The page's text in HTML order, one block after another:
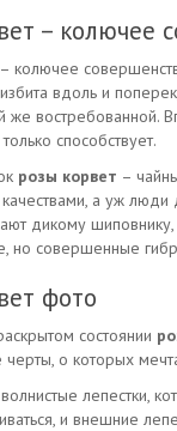
– колючее
– колючее
вдоль и
же
способствует.
розы корвет –
а уж люди
дикому
но совершенные
фото
состоянии
черты, о которых
волнистые лепестки,
и внешние